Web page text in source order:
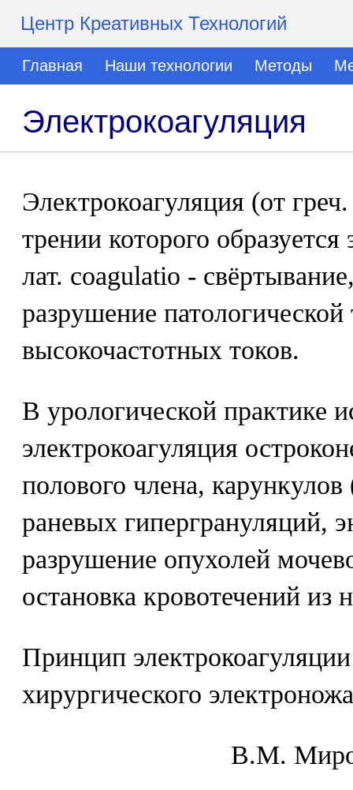
Центр Креативных Технологий
Главная Наши технологии Методы
Электрокоагуляция
Электрокоагуляция (от
трении которого
лат. coagulatio -
разрушение
высокочастотных токов.
В урологической практике
электрокоагуляция
полового члена,
раневых гипергрануляций,
разрушение опухолей
остановка кровотечений из
Принцип
хирургического
В.М.